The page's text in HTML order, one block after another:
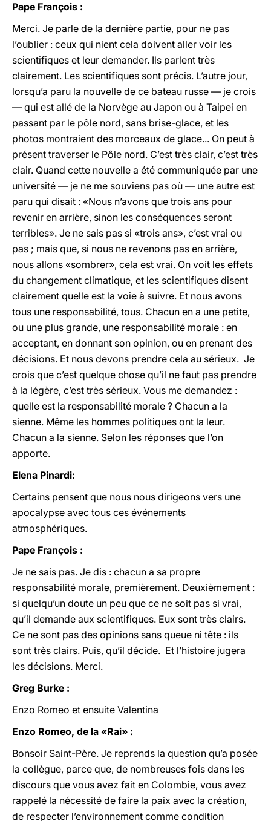
Pape François :
Merci. Je parle de la dernière partie, pour ne pas
l’oublier : ceux qui nient cela doivent aller voir les
scientifiques et leur demander. Ils parlent très
clairement. Les scientifiques sont précis. L’autre jour,
lorsqu’a paru la nouvelle de ce bateau russe — je crois
— qui est allé de la Norvège au Japon ou à Taipei en
passant par le pôle nord, sans brise-glace, et les
photos montraient des morceaux de glace... On peut à
présent traverser le Pôle nord. C’est très clair, c’est très
clair. Quand cette nouvelle a été communiquée par une
université — je ne me souviens pas où — une autre est
paru qui disait : «Nous n’avons que trois ans pour
revenir en arrière, sinon les conséquences seront
terribles». Je ne sais pas si «trois ans», c’est vrai ou
pas ; mais que, si nous ne revenons pas en arrière,
nous allons «sombrer», cela est vrai. On voit les effets
du changement climatique, et les scientifiques disent
clairement quelle est la voie à suivre. Et nous avons
tous une responsabilité, tous. Chacun en a une petite,
ou une plus grande, une responsabilité morale : en
acceptant, en donnant son opinion, ou en prenant des
décisions. Et nous devons prendre cela au sérieux. Je
crois que c’est quelque chose qu’il ne faut pas prendre
à la légère, c’est très sérieux. Vous me demandez :
quelle est la responsabilité morale ? Chacun a la
sienne. Même les hommes politiques ont la leur.
Chacun a la sienne. Selon les réponses que l’on
apporte.
Elena Pinardi:
Certains pensent que nous nous dirigeons vers une
apocalypse avec tous ces événements
atmosphériques.
Pape François :
Je ne sais pas. Je dis : chacun a sa propre
responsabilité morale, premièrement. Deuxièmement :
si quelqu’un doute un peu que ce ne soit pas si vrai,
qu’il demande aux scientifiques. Eux sont très clairs.
Ce ne sont pas des opinions sans queue ni tête : ils
sont très clairs. Puis, qu’il décide. Et l’histoire jugera
les décisions. Merci.
Greg Burke :
Enzo Romeo et ensuite Valentina
Enzo Romeo, de la «Rai» :
Bonsoir Saint-Père. Je reprends la question qu’a posée
la collègue, parce que, de nombreuses fois dans les
discours que vous avez fait en Colombie, vous avez
rappelé la nécessité de faire la paix avec la création,
de respecter l’environnement comme condition